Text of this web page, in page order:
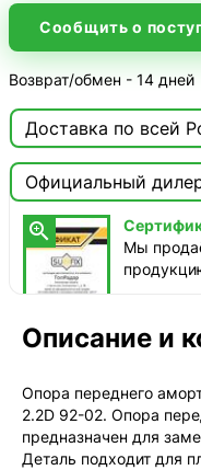
Сообщить о
Возврат/обмен - 14 дней
Доставка по всей
 Москва
Доставка этого
Официальный

Мы
Описание и
Опора переднего
2.2D 92-02. Опора
предназначен для
Деталь подходит для